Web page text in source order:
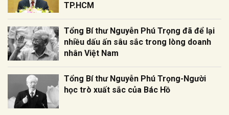
TP.HCM
Tổng Bí thư Nguyễn Phú Trọng đã để lại
nhiều dấu ấn sâu sắc trong lòng doanh
nhân Việt Nam
Tổng Bí thư Nguyễn Phú Trọng-Người
học trò xuất sắc của Bác Hồ